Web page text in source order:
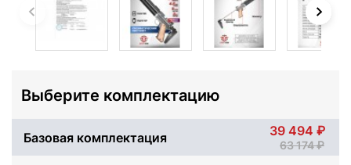
Выберите комплектацию
Базовая комплектация 39 494
63 174